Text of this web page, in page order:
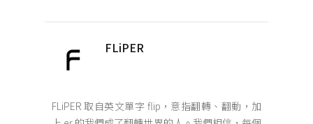
FLiPER
FLiPER 取自英文單字 flip，意指翻轉、翻動，加